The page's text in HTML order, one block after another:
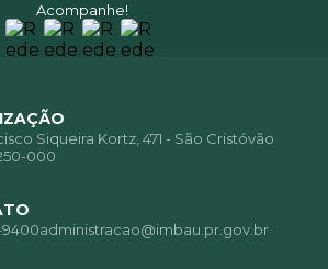
Acompanhe!
Siqueira Kortz, 471 - São Cristóvão
000
9400administracao@imbau.pr.gov.br